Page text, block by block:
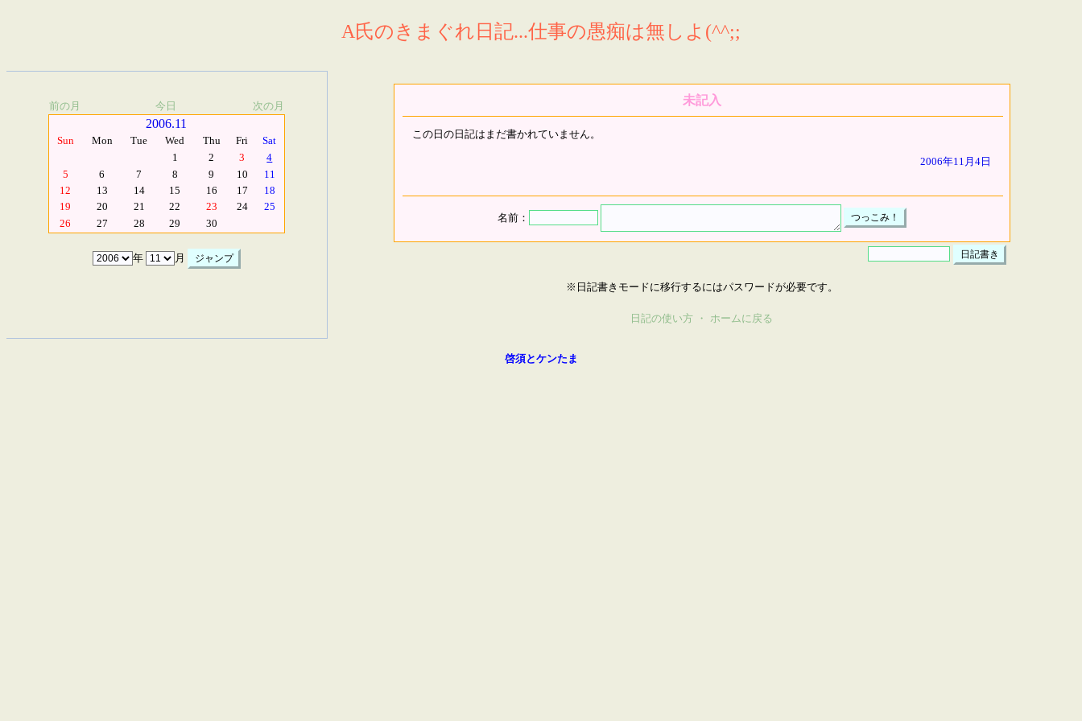
A氏のきまぐれ日記...仕事の愚痴は無しよ(^^;;
前の月 今日 次の月
2006.11
Sun Mon Tue Wed Thu Fri
Sat
1
2 3
4
5
6 7 8 9 10
11
12
13 14 15 16 17
18
19
20 21 22 23 24
25
26
27 28 29 30
年 月
未記入
この日の日記はまだ書かれていません。
2006年11月4日
名前：
※日記書きモードに移行するにはパスワードが必要です。
日記の使い方 ・ ホームに戻る
啓須とケンたま